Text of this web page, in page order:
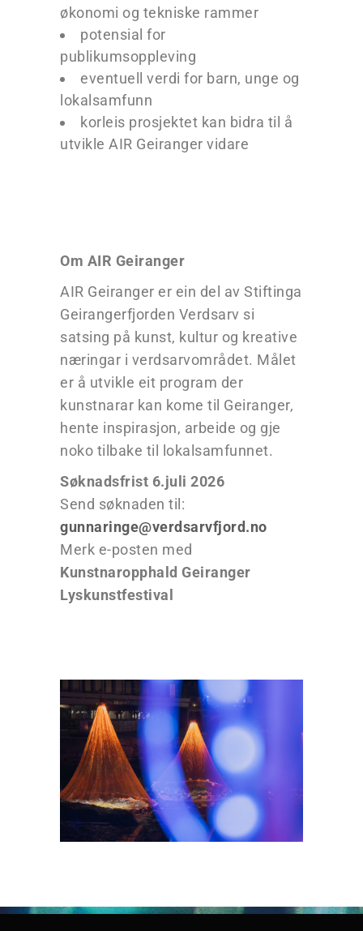
økonomi og tekniske rammer
potensial for
publikumsoppleving
eventuell verdi for barn, unge og
lokalsamfunn
korleis prosjektet kan bidra til å
utvikle AIR Geiranger vidare
Om AIR Geiranger
AIR Geiranger er ein del av Stiftinga
Geirangerfjorden Verdsarv si
satsing på kunst, kultur og kreative
næringar i verdsarvområdet. Målet
er å utvikle eit program der
kunstnarar kan kome til Geiranger,
hente inspirasjon, arbeide og gje
noko tilbake til lokalsamfunnet.
Søknadsfrist 6.juli 2026
Send søknaden til:
gunnaringe@verdsarvfjord.no
Merk e-posten med
Kunstnaropphald Geiranger
Lyskunstfestival